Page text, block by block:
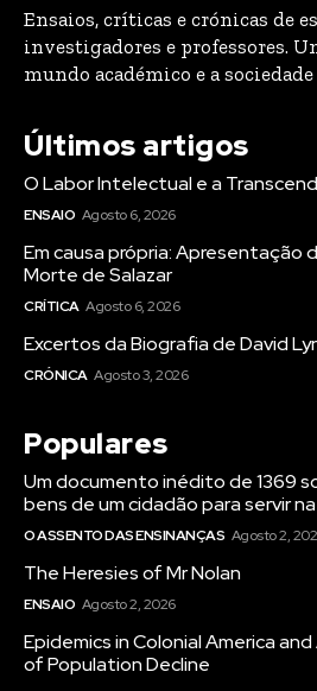
Ensaios, críticas e crónicas de
investigadores e professores.
mundo académico e a
Últimos artigos
O Labor Intelectual e a
ENSAIO Agosto 6, 2026
Em causa própria: Apresentação
Morte de Salazar
CRÍTICA Agosto 6, 2026
Excertos da Biografia de David
CRÓNICA Agosto 3, 2026
Populares
Um documento inédito de 1369
bens de um cidadão para servir
O ASSENTO DAS ENSINANÇAS Agosto 2,
The Heresies of Mr Nolan
ENSAIO Agosto 2, 2026
Epidemics in Colonial America
of Population Decline